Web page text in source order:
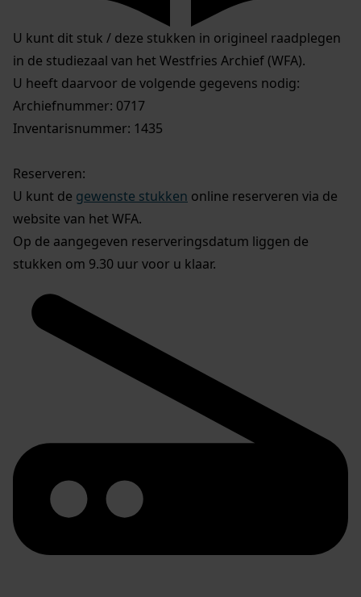
U kunt dit stuk / deze stukken in origineel raadplegen
in de studiezaal van het Westfries Archief (WFA).
U heeft daarvoor de volgende gegevens nodig:
Archiefnummer: 0717
Inventarisnummer: 1435
Reserveren:
U kunt de gewenste stukken online reserveren via de
website van het WFA.
Op de aangegeven reserveringsdatum liggen de
stukken om 9.30 uur voor u klaar.